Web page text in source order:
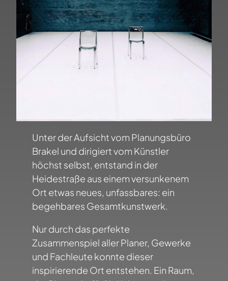
Unter der Aufsicht vom Planungsbüro
Brakel und dirigiert vom Künstler
höchst selbst, entstand in der
Heidestraße aus einem versunkenem
Ort etwas neues, unfassbares: ein
begehbares Gesamtkunstwerk.
Nur durch das perfekte
Zusammenspiel aller Planer, Gewerke
und Fachleute konnte dieser
inspirierende Ort entstehen. Ein Raum,